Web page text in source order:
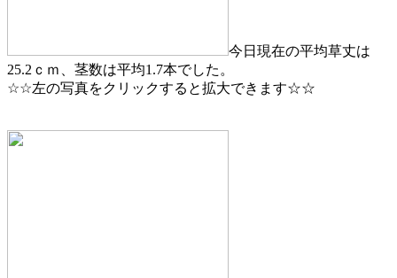
今日現在の平均草丈は
25.2ｃｍ、茎数は平均1.7本でした。
☆☆左の写真をクリックすると拡大できます☆☆